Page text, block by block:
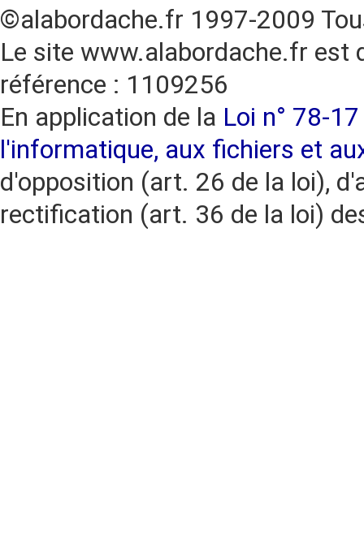
©alabordache.fr 1997-2009
Le site www.alabordache.fr est
référence : 1109256
En application de la Loi n° 78-
l'informatique, aux fichiers et
d'opposition (art. 26 de la loi),
rectification (art. 36 de la loi)